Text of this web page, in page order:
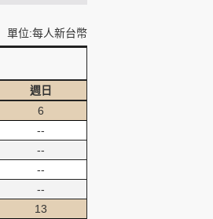
單位:每人新台幣
週日
6
--
--
--
--
13